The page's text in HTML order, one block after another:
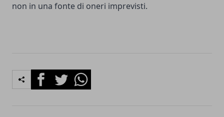
non in una fonte di oneri imprevisti.
FacebookTwitterWhatsapp